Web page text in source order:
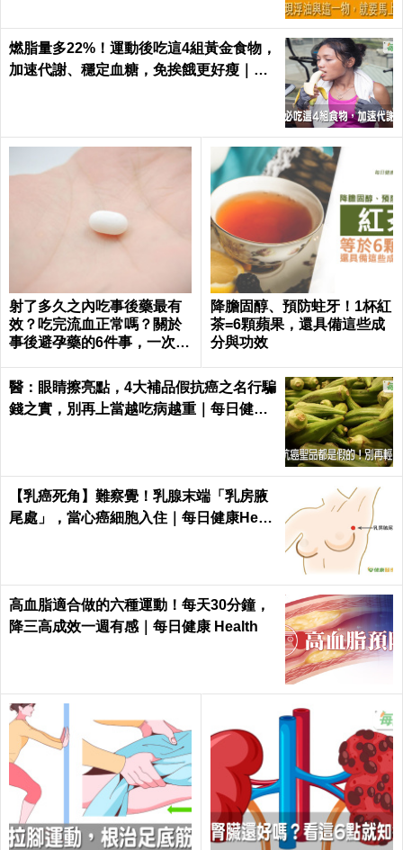
燃脂量多22%！運動後吃這4組黃金食物，
加速代謝、穩定血糖，免挨餓更好瘦｜每
射了多久之內吃事後藥最有
效？吃完流血正常嗎？關於
事後避孕藥的6件事，一次報
降膽固醇、預防蛀牙！1杯紅
茶=6顆蘋果，還具備這些成
分與功效
醫：眼睛擦亮點，4大補品假抗癌之名行騙
錢之實，別再上當越吃病越重｜每日健康
【乳癌死角】難察覺！乳腺末端「乳房腋
尾處」，當心癌細胞入住｜每日健康Healt
高血脂適合做的六種運動！每天30分鐘，
降三高成效一週有感｜每日健康 Health